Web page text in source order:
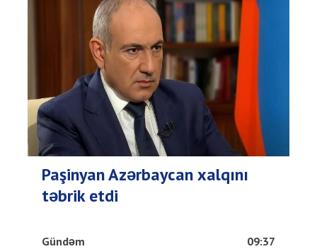
Paşinyan Azərbaycan xalqını
təbrik etdi
Gündəm 09:37